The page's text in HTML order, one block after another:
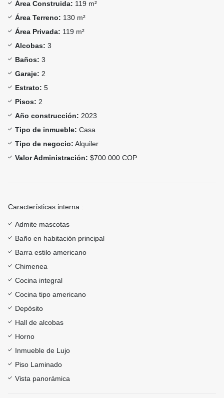
Área Construida: 119 m²
Área Terreno: 130 m²
Área Privada: 119 m²
Alcobas: 3
Baños: 3
Garaje: 2
Estrato: 5
Pisos: 2
Año construcción: 2023
Tipo de inmueble: Casa
Tipo de negocio: Alquiler
Valor Administración: $700.000 COP
Características interna :
Admite mascotas
Baño en habitación principal
Barra estilo americano
Chimenea
Cocina integral
Cocina tipo americano
Depósito
Hall de alcobas
Horno
Inmueble de Lujo
Piso Laminado
Vista panorámica